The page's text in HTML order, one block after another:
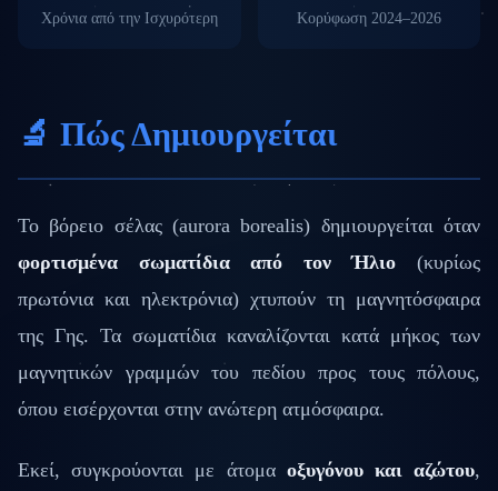
Χρόνια από την Ισχυρότερη Κορύφωση 2024–2026
🔬 Πώς Δημιουργείται
Το βόρειο σέλας (aurora borealis) δημιουργείται όταν
φορτισμένα σωματίδια από τον Ήλιο (κυρίως
πρωτόνια και ηλεκτρόνια) χτυπούν τη μαγνητόσφαιρα
της Γης. Τα σωματίδια καναλίζονται κατά μήκος των
μαγνητικών γραμμών του πεδίου προς τους πόλους,
όπου εισέρχονται στην ανώτερη ατμόσφαιρα.
Εκεί, συγκρούονται με άτομα οξυγόνου και αζώτου,